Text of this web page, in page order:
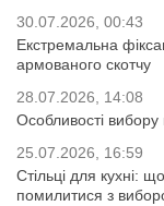
30.07.2026, 00:43
Екстремальна
армованого скотчу
28.07.2026, 14:08
Особливості
25.07.2026, 16:59
Стільці для кухні:
помилитися з